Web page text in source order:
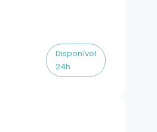
Disponível
24h